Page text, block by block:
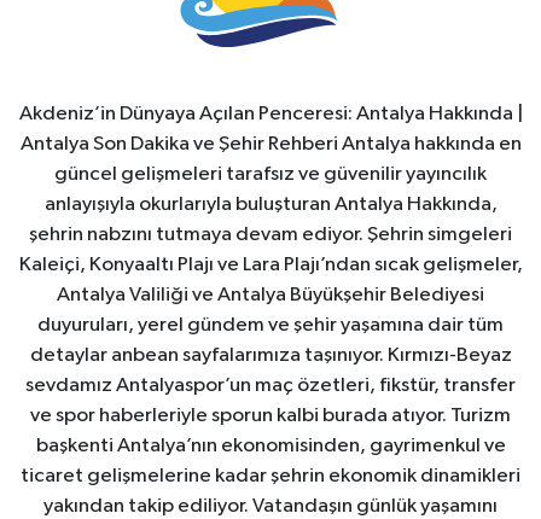
Akdeniz’in Dünyaya Açılan Penceresi: Antalya Hakkında |
Antalya Son Dakika ve Şehir Rehberi Antalya hakkında en
güncel gelişmeleri tarafsız ve güvenilir yayıncılık
anlayışıyla okurlarıyla buluşturan Antalya Hakkında,
şehrin nabzını tutmaya devam ediyor. Şehrin simgeleri
Kaleiçi, Konyaaltı Plajı ve Lara Plajı’ndan sıcak gelişmeler,
Antalya Valiliği ve Antalya Büyükşehir Belediyesi
duyuruları, yerel gündem ve şehir yaşamına dair tüm
detaylar anbean sayfalarımıza taşınıyor. Kırmızı-Beyaz
sevdamız Antalyaspor’un maç özetleri, fikstür, transfer
ve spor haberleriyle sporun kalbi burada atıyor. Turizm
başkenti Antalya’nın ekonomisinden, gayrimenkul ve
ticaret gelişmelerine kadar şehrin ekonomik dinamikleri
yakından takip ediliyor. Vatandaşın günlük yaşamını